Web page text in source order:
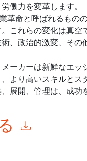
働力を変革します。
革命と呼ばれるもの
これらの変化は真
、政治的激変、そ
ーカーは新鮮なエ
、より高いスキルと
展開、管理は、成功